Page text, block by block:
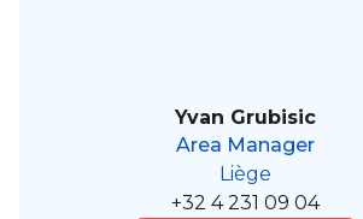
Yvan Grubisic
Area Manager
Liège
+32 4 231 09 04